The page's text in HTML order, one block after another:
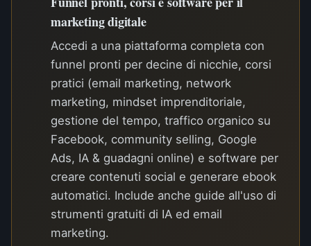
marketing digitale
Accedi a una piattaforma completa con
funnel pronti per decine di nicchie, corsi
pratici (email marketing, network
marketing, mindset imprenditoriale,
gestione del tempo, traffico organico su
Facebook, community selling, Google
Ads, IA & guadagni online) e software per
creare contenuti social e generare ebook
automatici. Include anche guide all'uso di
strumenti gratuiti di IA ed email
marketing.